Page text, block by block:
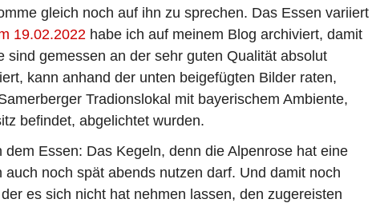
gleich noch auf ihn zu sprechen. Das Essen variiert
19.02.2022 habe ich auf meinem Blog archiviert, damit
sind gemessen an der sehr guten Qualität absolut
kann anhand der unten beigefügten Bilder raten,
Tradionslokal mit bayerischem Ambiente,
befindet, abgelichtet wurden.
Essen: Das Kegeln, denn die Alpenrose hat eine
noch spät abends nutzen darf. Und damit noch
es sich nicht hat nehmen lassen, den zugereisten